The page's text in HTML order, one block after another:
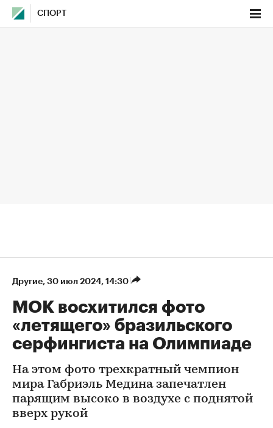
СПОРТ
Другие⁠, 30 июл 2024, 14:30
МОК восхитился фото
«летящего» бразильского
серфингиста на Олимпиаде
На этом фото трехкратный чемпион
мира Габриэль Медина запечатлен
парящим высоко в воздухе с поднятой
вверх рукой